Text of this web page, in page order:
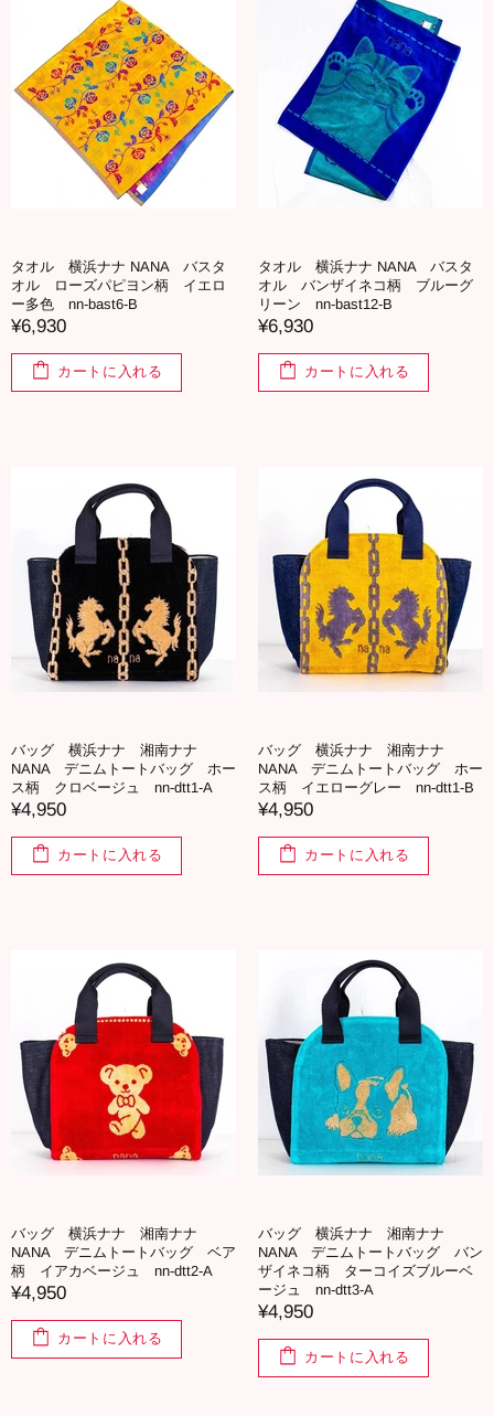
タオル 横浜ナナ NANA バスタ
オル ローズパピヨン柄 イエロ
ー多色 nn-bast6-B
¥6,930
カートに入れる
タオル 横浜ナナ NANA バスタ
オル バンザイネコ柄 ブルーグ
リーン nn-bast12-B
¥6,930
カートに入れる
バッグ 横浜ナナ 湘南ナナ
NANA デニムトートバッグ ホー
ス柄 クロベージュ nn-dtt1-A
¥4,950
カートに入れる
バッグ 横浜ナナ 湘南ナナ
NANA デニムトートバッグ ホー
ス柄 イエローグレー nn-dtt1-B
¥4,950
カートに入れる
バッグ 横浜ナナ 湘南ナナ
NANA デニムトートバッグ ベア
柄 イアカベージュ nn-dtt2-A
¥4,950
カートに入れる
バッグ 横浜ナナ 湘南ナナ
NANA デニムトートバッグ バン
ザイネコ柄 ターコイズブルーベ
ージュ nn-dtt3-A
¥4,950
カートに入れる